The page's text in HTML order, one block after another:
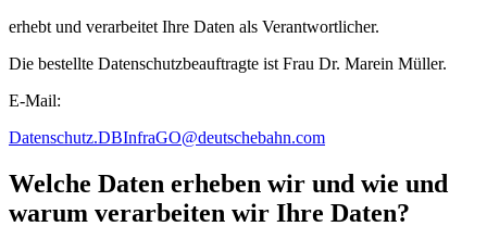
erhebt und verarbeitet Ihre Daten als Verantwortlicher.
Die bestellte Datenschutzbeauftragte ist Frau Dr. Marein Müller.
E-Mail:
Datenschutz.DBInfraGO@deutschebahn.com
Welche Daten erheben wir und wie und
warum verarbeiten wir Ihre Daten?